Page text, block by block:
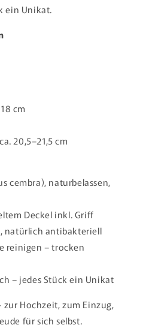
ein Unikat.
cm
20,5–21,5 cm
cembra), naturbelassen,
Deckel inkl. Griff
natürlich antibakteriell
reinigen – trocken
– jedes Stück ein Unikat
zur Hochzeit, zum Einzug,
für sich selbst.